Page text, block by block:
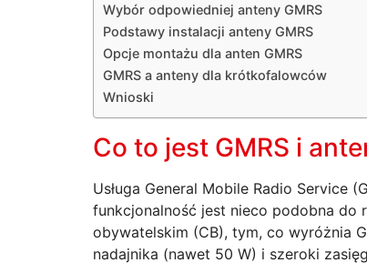
Wybór odpowiedniej anteny GMRS
Podstawy instalacji anteny GMRS
Opcje montażu dla anten GMRS
GMRS a anteny dla krótkofalowców
Wnioski
Co to jest GMRS i
Usługa General Mobile Radio Service
funkcjonalność jest nieco podobna do
obywatelskim (CB), tym, co wyróżnia
nadajnika (nawet 50 W) i szeroki